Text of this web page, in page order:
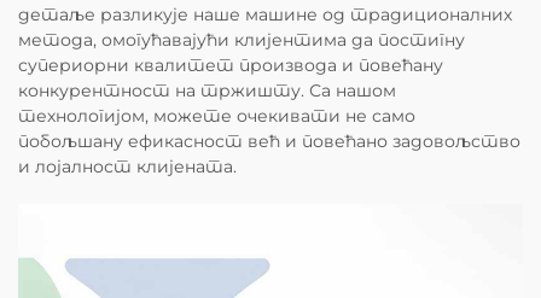
детаље разликује наше машине од традиционалних
метода, омогућавајући клијентима да постигну
супериорни квалитет производа и повећану
конкурентност на тржишту. Са нашом
технологијом, можете очекивати не само
побољшану ефикасност већ и повећано задовољство
и лојалност клијената.